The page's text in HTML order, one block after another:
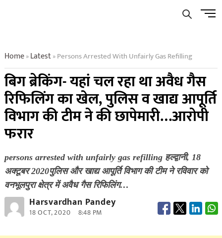
Menu
Home»Latest»Persons Arrested With Unfairly Gas Refilling
बिग ब्रेकिंग- यहां चल रहा था अवैध गैस
रिफिलिंग का खेल, पुलिस व खाद्य आपूर्ति
विभाग की टीम ने की छापेमारी…आरोपी
फरार
persons arrested with unfairly gas refilling हल्द्वानी, 18
अक्टूबर 2020पुलिस और खाद्य आपूर्ति विभाग की टीम ने रविवार को
वनभूलपुरा क्षेत्र में अवैध गैस रिफिलिंग…
Harsvardhan Pandey
18 OCT, 2020 8:48 PM